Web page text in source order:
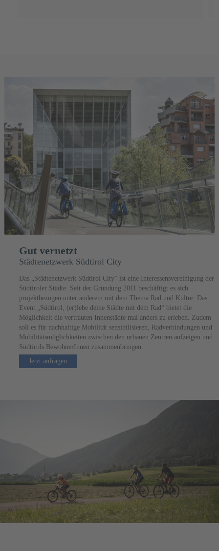
Gut vernetzt
Städtenetzwerk Südtirol City
Das „Städtenetzwerk Südtirol City“ ist eine Interessensvereinigung der
Südtiroler Städte. Seit der Gründung 2011 beschäftigt es sich
projektbezogen unter anderem mit dem Thema Rad und Kultur. Das
Event „Südtirol, (er)lebe deine Städte mit dem Rad“ bietet die
Möglichkeit die vertrauten Innenstädte mal anders zu erleben. Zudem
soll es für nachhaltige Mobilität sensibilisieren, Radverbindungen und
Mobilitätsmöglichkeiten zwischen den urbanen Zentren aufzeigen und
Südtirols BewohnerInnen zusammenbringen.
Jetzt anfragen